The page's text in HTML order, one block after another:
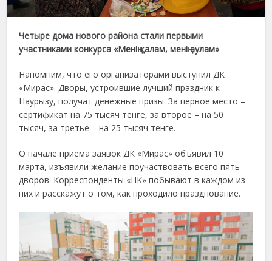
Четыре дома нового района стали первыми
участниками конкурса «Менің қалам, менің аулам»
Напомним, что его организаторами выступил ДК
«Мирас». Дворы, устроившие лучший праздник к
Наурызу, получат денежные призы. За первое место –
сертификат на 75 тысяч тенге, за второе – на 50
тысяч, за третье – на 25 тысяч тенге.
О начале приема заявок ДК «Мирас» объявил 10
марта, изъявили желание поучаствовать всего пять
дворов. Корреспонденты «НК» побывают в каждом из
них и расскажут о том, как проходило празднование.